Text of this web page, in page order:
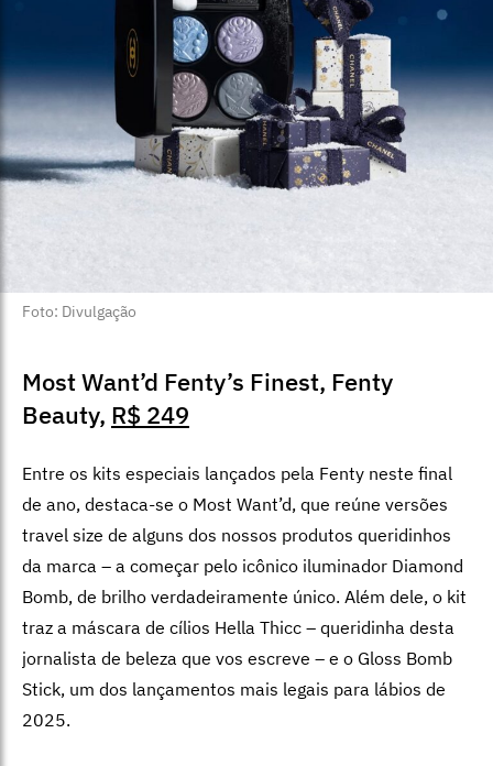
Foto: Divulgação
Most Want’d Fenty’s Finest​, Fenty
Beauty, R$ 249
Entre os kits especiais lançados pela Fenty neste final
de ano, destaca-se o Most Want’d, que reúne versões
travel size de alguns dos nossos produtos queridinhos
da marca – a começar pelo icônico iluminador Diamond
Bomb, de brilho verdadeiramente único. Além dele, o kit
traz a máscara de cílios Hella Thicc – queridinha desta
jornalista de beleza que vos escreve – e o Gloss Bomb
Stick, um dos lançamentos mais legais para lábios de
2025.